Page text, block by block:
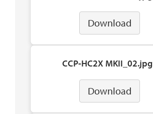
Download
CCP-HC2X MKII_02.jpg
Download